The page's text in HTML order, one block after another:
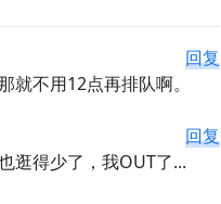
回复
不用12点再排队啊。
回复
逛得少了，我OUT了...